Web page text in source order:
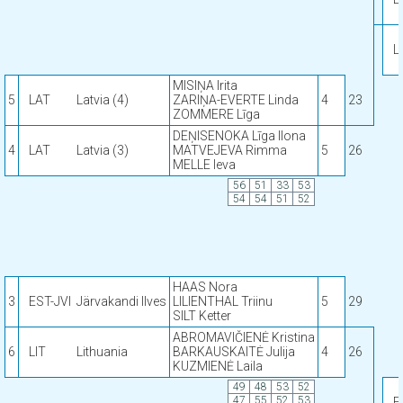
5 LAT Latvia (4)
MISIŅA Irita
ZARIŅA-EVERTE Linda
ZOMMERE Līga
4 23
4 LAT Latvia (3)
DEŅISENOKA Līga Ilona
MATVEJEVA Rimma
MELLE Ieva
5 26
56 51 33
53
54
54 51 52
3 EST-JVI Järvakandi Ilves
HAAS Nora
LILIENTHAL Triinu
SILT Ketter
5 29
6 LIT Lithuania
ABROMAVIČIENĖ Kristina
BARKAUSKAITĖ Julija
KUZMIENĖ Laila
4 26
49 48 53
52
47
55 52 53